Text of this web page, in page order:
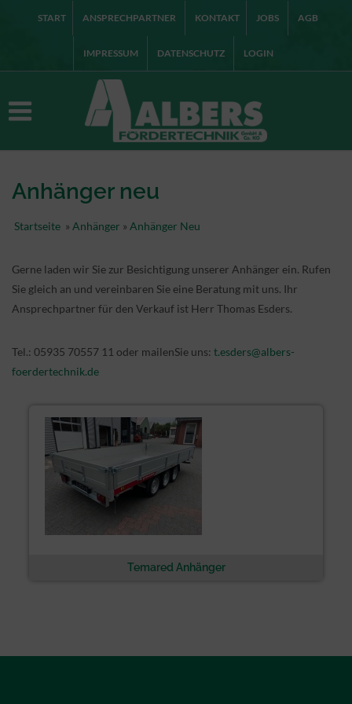
START ANSPRECHPARTNER KONTAKT JOBS AGB
IMPRESSUM DATENSCHUTZ LOGIN
Anhänger neu
Startseite » Anhänger » Anhänger Neu
Gerne laden wir Sie zur Besichtigung unserer Anhänger ein. Rufen
Sie gleich an und vereinbaren Sie eine Beratung mit uns. Ihr
Ansprechpartner für den Verkauf ist Herr Thomas Esders.
Tel.: 05935 70557 11 oder mailenSie uns: t.esders@albers-
foerdertechnik.de
Temared Anhänger